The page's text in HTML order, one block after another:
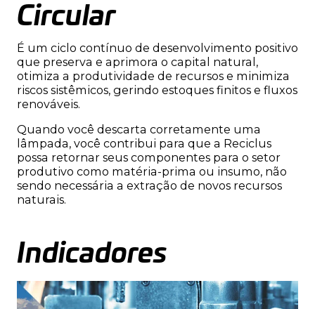
Circular
É um ciclo contínuo de desenvolvimento positivo
que preserva e aprimora o capital natural,
otimiza a produtividade de recursos e minimiza
riscos sistêmicos, gerindo estoques finitos e fluxos
renováveis.
Quando você descarta corretamente uma
lâmpada, você contribui para que a Reciclus
possa retornar seus componentes para o setor
produtivo como matéria-prima ou insumo, não
sendo necessária a extração de novos recursos
naturais.
Indicadores